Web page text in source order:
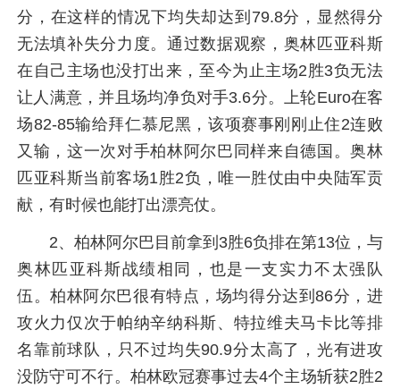
分，在这样的情况下均失却达到79.8分，显然得分
无法填补失分力度。通过数据观察，奥林匹亚科斯
在自己主场也没打出来，至今为止主场2胜3负无法
让人满意，并且场均净负对手3.6分。上轮Euro在客
场82-85输给拜仁慕尼黑，该项赛事刚刚止住2连败
又输，这一次对手柏林阿尔巴同样来自德国。奥林
匹亚科斯当前客场1胜2负，唯一胜仗由中央陆军贡
献，有时候也能打出漂亮仗。
2、柏林阿尔巴目前拿到3胜6负排在第13位，与
奥林匹亚科斯战绩相同，也是一支实力不太强队
伍。柏林阿尔巴很有特点，场均得分达到86分，进
攻火力仅次于帕纳辛纳科斯、特拉维夫马卡比等排
名靠前球队，只不过均失90.9分太高了，光有进攻
没防守可不行。柏林欧冠赛事过去4个主场斩获2胜2